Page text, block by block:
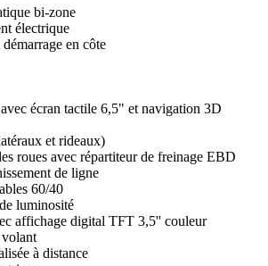
bi-zone
électrique
en côte
écran tactile 6,5" et navigation 3D
et rideaux)
roues avec répartiteur de freinage EBD
de ligne
60/40
luminosité
affichage digital TFT 3,5'' couleur
à distance